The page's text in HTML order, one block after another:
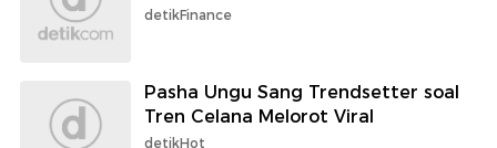
detikFinance
Pasha Ungu Sang Trendsetter soal
Tren Celana Melorot Viral
detikHot